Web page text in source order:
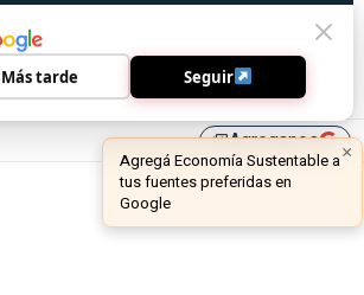
library_addAgreganos
Más tarde Seguir